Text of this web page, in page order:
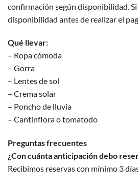
confirmación según disponibilidad.
disponibilidad antes de realizar el
Qué llevar:
– Ropa cómoda
– Gorra
– Lentes de sol
– Crema solar
– Poncho de lluvia
– Cantinflora o tomatodo
Preguntas frecuentes
¿Con cuánta anticipación debo
Recibimos reservas con mínimo 3